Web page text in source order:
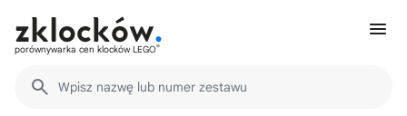
porównywarka cen klocków LEGO®
Wpisz nazwę lub numer zestawu